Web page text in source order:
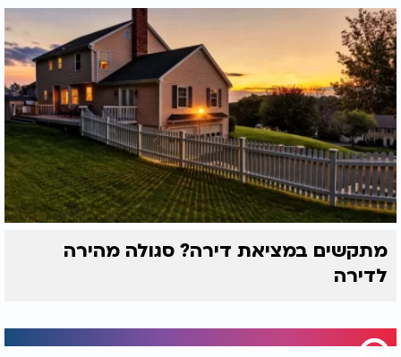
מתקשים במציאת דירה? סגולה מהירה
לדירה